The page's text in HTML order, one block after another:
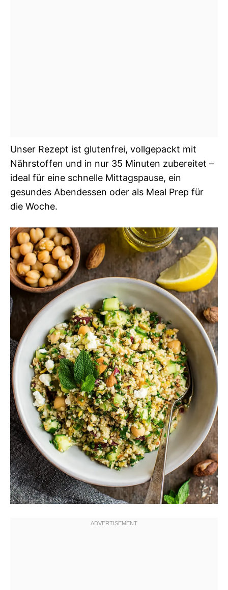
Unser Rezept ist glutenfrei, vollgepackt mit
Nährstoffen und in nur 35 Minuten zubereitet –
ideal für eine schnelle Mittagspause, ein
gesundes Abendessen oder als Meal Prep für
die Woche.